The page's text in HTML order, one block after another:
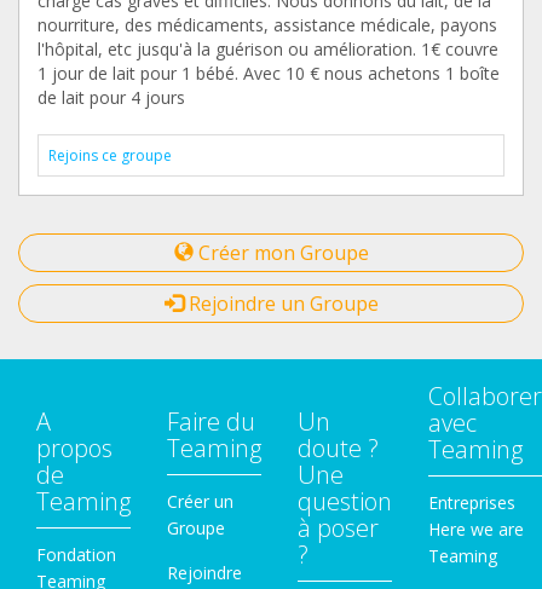
nourriture, des médicaments, assistance médicale, payons
l'hôpital, etc jusqu'à la guérison ou amélioration. 1€ couvre
1 jour de lait pour 1 bébé. Avec 10 € nous achetons 1 boîte
de lait pour 4 jours
Rejoins ce groupe
Créer mon Groupe
Rejoindre un Groupe
A
propos
de
Teaming
Fondation
Teaming
Faire du
Teaming
Créer un
Groupe
Rejoindre
Un
doute ?
Une
question
à poser
?
Collaborer
avec
Teaming
Entreprises
Here we are
Teaming